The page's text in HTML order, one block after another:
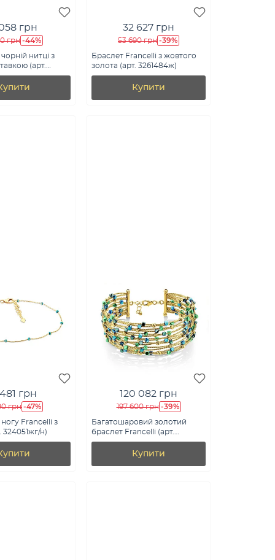
грн
грн -44%
нитці з
(арт.
32 627 грн
53 690 грн -39%
Браслет Francelli з жовтого
золота (арт. 3261484ж)
Купити
грн
грн -47%
Francelli з
324051жг/н)
120 082 грн
197 600 грн -39%
Багатошаровий золотий
браслет Francelli (арт.
326732ждзбрз)
Купити